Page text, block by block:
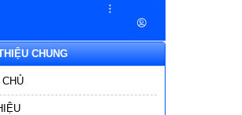
CHUNG